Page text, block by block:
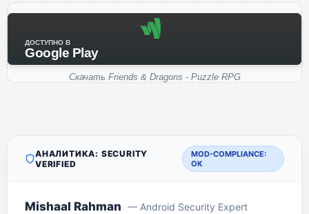
ДОСТУПНО В
Google Play
Скачать Friends & Dragons - Puzzle RPG
АНАЛИТИКА: SECURITY
VERIFIED
MOD-COMPLIANCE:
OK
Mishaal Rahman — Android Security Expert